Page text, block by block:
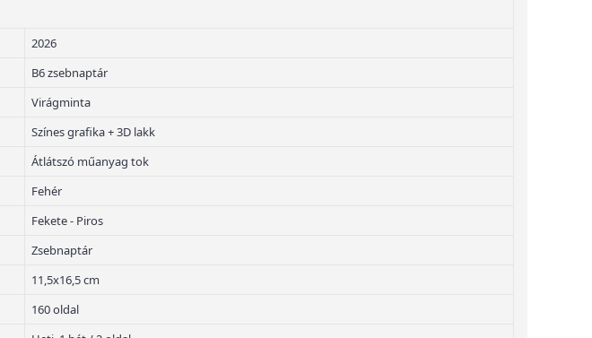
2026
B6 zsebnaptár
Virágminta
Színes grafika + 3D lakk
Átlátszó műanyag tok
Fehér
Fekete - Piros
Zsebnaptár
11,5x16,5 cm
160 oldal